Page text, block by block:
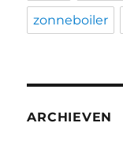
zonneboiler
ARCHIEVEN